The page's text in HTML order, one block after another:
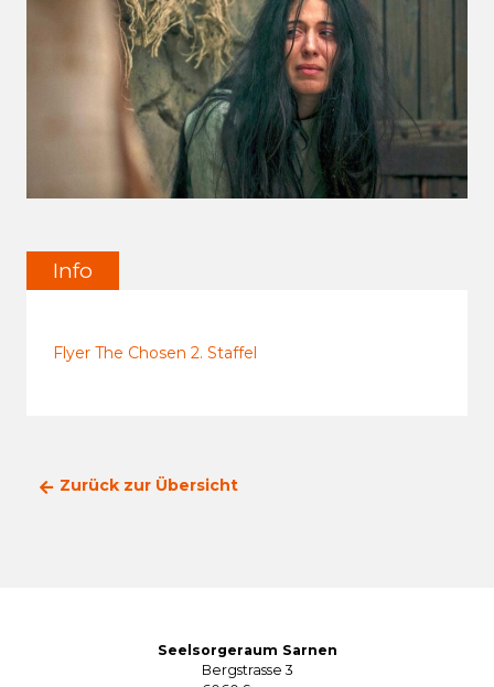
Info
Flyer The Chosen 2. Staffel
Zurück zur Übersicht
Seelsorgeraum Sarnen
Bergstrasse 3